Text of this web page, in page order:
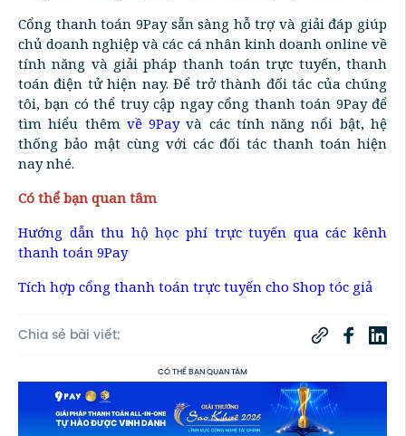
Cổng thanh toán 9Pay sẵn sàng hỗ trợ và giải đáp giúp
chủ doanh nghiệp và các cá nhân kinh doanh online về
tính năng và giải pháp thanh toán trực tuyến, thanh
toán điện tử hiện nay. Để trở thành đối tác của chúng
tôi, bạn có thể truy cập ngay cổng thanh toán 9Pay để
tìm hiểu thêm về 9Payvà các tính năng nổi bật, hệ
thống bảo mật cùng với các đối tác thanh toán hiện
nay nhé.
Có thể bạn quan tâm
Hướng dẫn thu hộ học phí trực tuyến qua các kênh
thanh toán 9Pay
Tích hợp cổng thanh toán trực tuyến cho Shop tóc giả
Chia sẻ bài viết:
CÓ THỂ BẠN QUAN TÂM